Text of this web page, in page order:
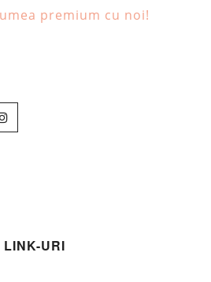
premium cu noi!
LINK-URI